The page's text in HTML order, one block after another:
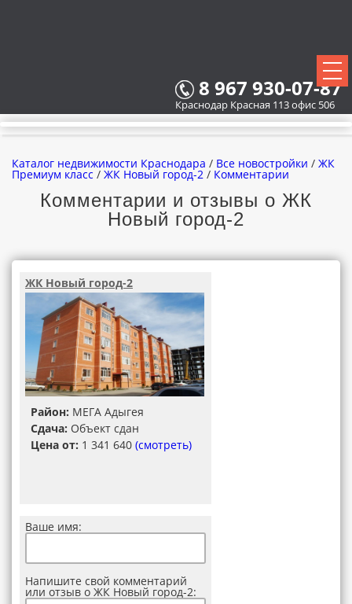
8 967 930-07-87
Краснодар Красная 113 офис 506
ВСЕ НОВОСТРОЙКИ
КАРТА НОВОСТРОЕК
ЗАСТРОЙЩИКИ
ВСЕ КОТТЕДЖНЫЕ ПОСЕЛКИ
Каталог недвижимости Краснодара / Все новостройки / ЖК
Премиум класс / ЖК Новый город-2 / Комментарии
Комментарии и отзывы о ЖК
Новый город-2
ЖК Новый город-2
Район: МЕГА Адыгея
Сдача: Объект сдан
Цена от: 1 341 640 (смотреть)
Ваше имя:
Напишите свой комментарий
или отзыв о ЖК Новый город-2: